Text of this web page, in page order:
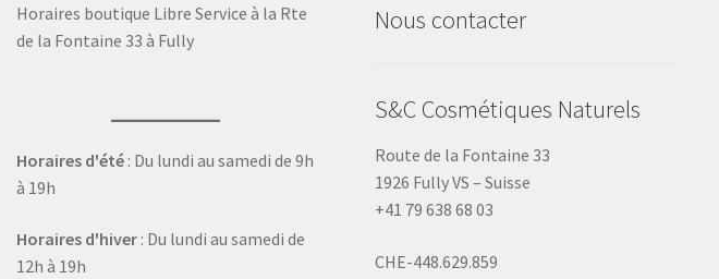
Horaires boutique Libre Service à la Rte
de la Fontaine 33 à Fully
Horaires d'été : Du lundi au samedi de 9h
à 19h
Horaires d'hiver : Du lundi au samedi de
12h à 19h
Nous contacter
S&C Cosmétiques Naturels
Route de la Fontaine 33
1926 Fully VS – Suisse
+41 79 638 68 03
CHE-448.629.859